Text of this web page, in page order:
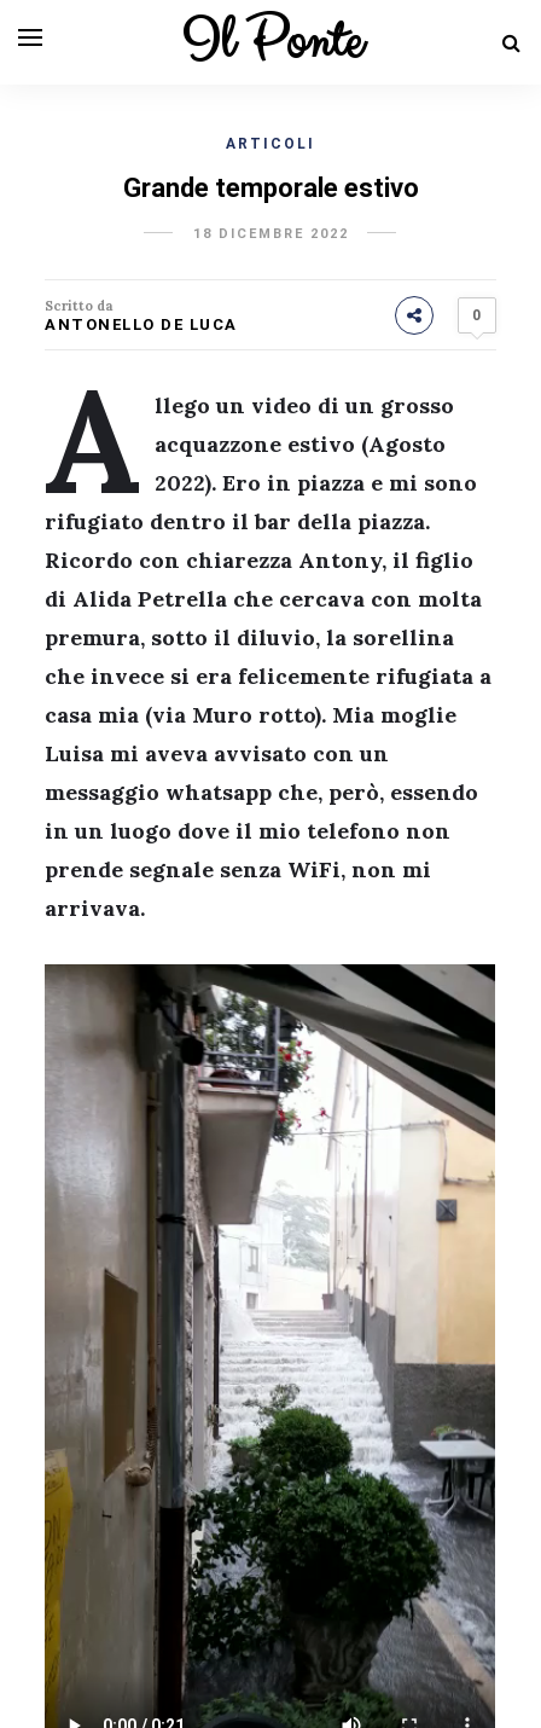
Il Ponte
ARTICOLI
Grande temporale estivo
18 DICEMBRE 2022
Scritto da
ANTONELLO DE LUCA
0
A llego un video di un grosso
acquazzone estivo (Agosto
2022). Ero in piazza e mi sono
rifugiato dentro il bar della piazza.
Ricordo con chiarezza Antony, il figlio
di Alida Petrella che cercava con molta
premura, sotto il diluvio, la sorellina
che invece si era felicemente rifugiata a
casa mia (via Muro rotto). Mia moglie
Luisa mi aveva avvisato con un
messaggio whatsapp che, però, essendo
in un luogo dove il mio telefono non
prende segnale senza WiFi, non mi
arrivava.